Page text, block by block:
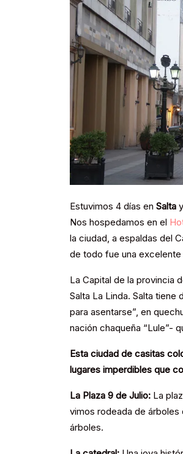
Estuvimos 4 días en Salta
Nos hospedamos en el
la ciudad, a espaldas del
de todo fue una
La Capital de la provincia
Salta La Linda. Salta tiene
para asentarse”, en
nación chaqueña “Lule”-
Esta ciudad de casitas
lugares imperdibles que
La Plaza 9 de Julio: La
vimos rodeada de árboles
árboles.